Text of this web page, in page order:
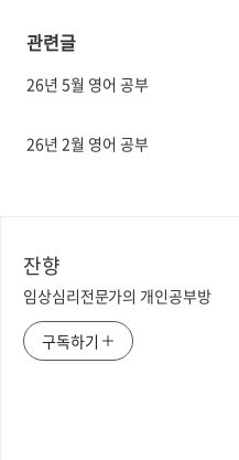
관련글
26년 5월 영어 공부
26년 2월 영어 공부
잔향
임상심리전문가의 개인공부방
구독하기